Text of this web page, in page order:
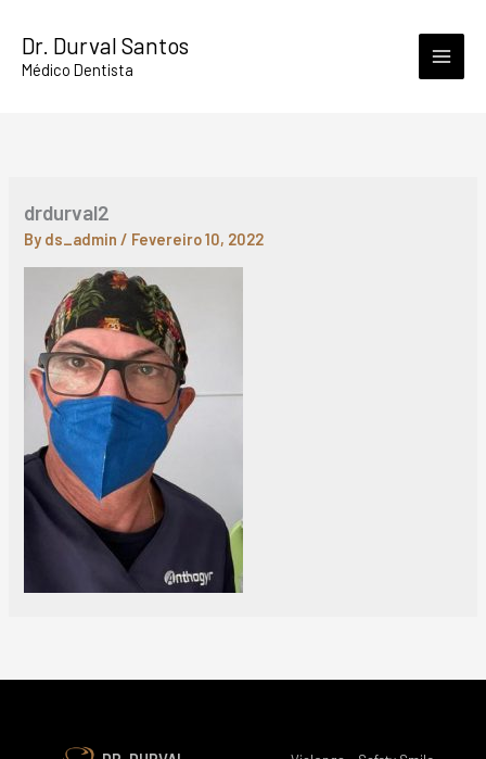
content
Dr. Durval Santos
Médico Dentista
drdurval2
By ds_admin/ Fevereiro 10, 2022